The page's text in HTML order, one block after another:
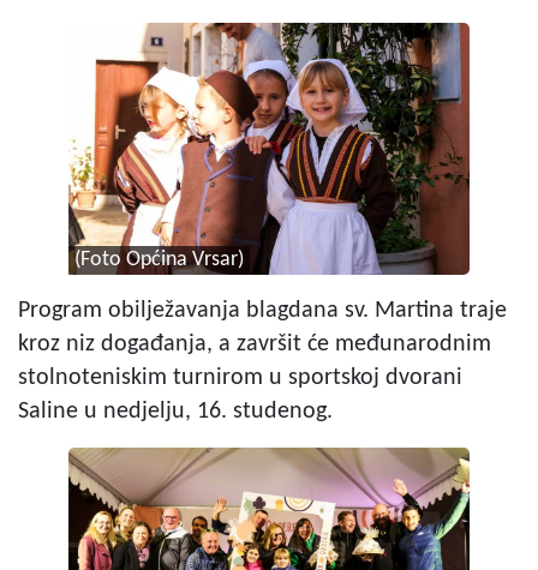
(Foto Općina Vrsar)
Program obilježavanja blagdana sv. Martina traje
kroz niz događanja, a završit će međunarodnim
stolnoteniskim turnirom u sportskoj dvorani
Saline u nedjelju, 16. studenog.